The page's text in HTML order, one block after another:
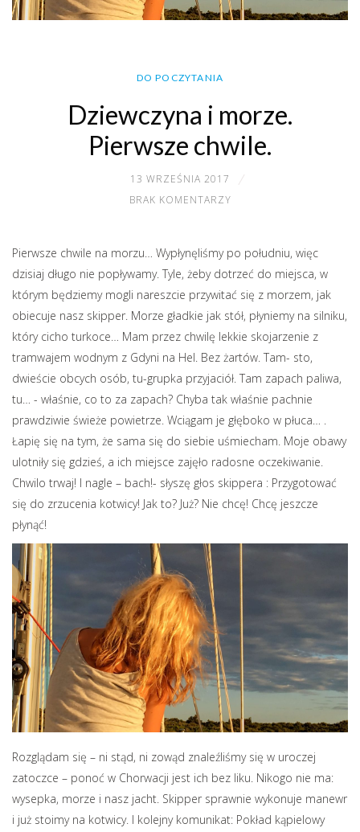
DO POCZYTANIA
Dziewczyna i morze.
Pierwsze chwile.
13 WRZEŚNIA 2017
BRAK KOMENTARZY
Pierwsze chwile na morzu… Wypłynęliśmy po południu, więc
dzisiaj długo nie popływamy. Tyle, żeby dotrzeć do miejsca, w
którym będziemy mogli nareszcie przywitać się z morzem, jak
obiecuje nasz skipper. Morze gładkie jak stół, płyniemy na silniku,
który cicho turkoce… Mam przez chwilę lekkie skojarzenie z
tramwajem wodnym z Gdyni na Hel. Bez żartów. Tam- sto,
dwieście obcych osób, tu-grupka przyjaciół. Tam zapach paliwa,
tu… - właśnie, co to za zapach? Chyba tak właśnie pachnie
prawdziwie świeże powietrze. Wciągam je głęboko w płuca… .
Łapię się na tym, że sama się do siebie uśmiecham. Moje obawy
ulotniły się gdzieś, a ich miejsce zajęło radosne oczekiwanie.
Chwilo trwaj! I nagle – bach!- słyszę głos skippera : Przygotować
się do zrzucenia kotwicy! Jak to? Już? Nie chcę! Chcę jeszcze
płynąć!
Rozglądam się – ni stąd, ni zowąd znaleźliśmy się w uroczej
zatoczce – ponoć w Chorwacji jest ich bez liku. Nikogo nie ma:
wysepka, morze i nasz jacht. Skipper sprawnie wykonuje manewr
i już stoimy na kotwicy. I kolejny komunikat: Pokład kąpielowy